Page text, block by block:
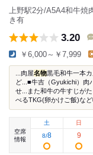
上野駅2分/A5A4和牛焼
き有
3.20
￥6,000～￥7,999
...肉屋名物黒毛和牛一本
ど...■牛吉（Gyukichi）
せ...また和牛の牛すじが
べるTKG(卵かけご飯)など
空席
情報
土
8/8
日
9